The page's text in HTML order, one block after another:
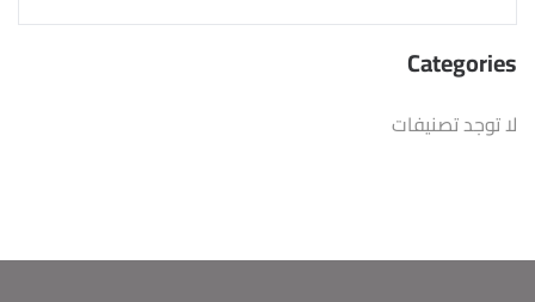
Categories
لا توجد تصنيفات